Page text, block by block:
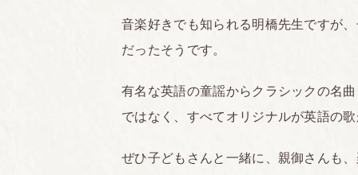
音楽好きでも知られる明橋先生ですが
だったそうです。
有名な英語の童謡からクラシックの名
ではなく、すべてオリジナルが英語の
ぜひ子どもさんと一緒に、親御さんも